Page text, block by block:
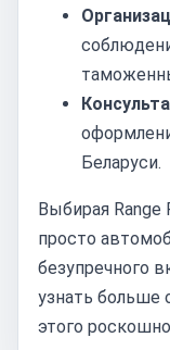
Беларуси.
Выбирая Range
просто
безупречного
узнать больше
этого